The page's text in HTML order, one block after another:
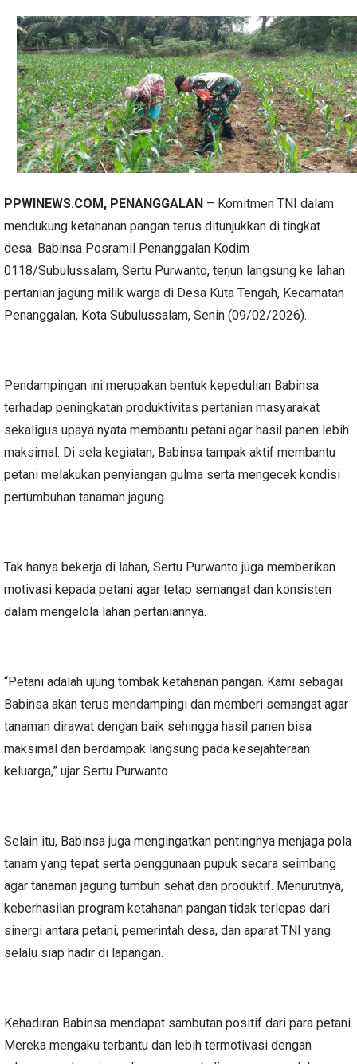
PPWINEWS.COM, PENANGGALAN – Komitmen TNI dalam
mendukung ketahanan pangan terus ditunjukkan di tingkat
desa. Babinsa Posramil Penanggalan Kodim
0118/Subulussalam, Sertu Purwanto, terjun langsung ke lahan
pertanian jagung milik warga di Desa Kuta Tengah, Kecamatan
Penanggalan, Kota Subulussalam, Senin (09/02/2026).
Pendampingan ini merupakan bentuk kepedulian Babinsa
terhadap peningkatan produktivitas pertanian masyarakat
sekaligus upaya nyata membantu petani agar hasil panen lebih
maksimal. Di sela kegiatan, Babinsa tampak aktif membantu
petani melakukan penyiangan gulma serta mengecek kondisi
pertumbuhan tanaman jagung.
Tak hanya bekerja di lahan, Sertu Purwanto juga memberikan
motivasi kepada petani agar tetap semangat dan konsisten
dalam mengelola lahan pertaniannya.
“Petani adalah ujung tombak ketahanan pangan. Kami sebagai
Babinsa akan terus mendampingi dan memberi semangat agar
tanaman dirawat dengan baik sehingga hasil panen bisa
maksimal dan berdampak langsung pada kesejahteraan
keluarga,” ujar Sertu Purwanto.
Selain itu, Babinsa juga mengingatkan pentingnya menjaga pola
tanam yang tepat serta penggunaan pupuk secara seimbang
agar tanaman jagung tumbuh sehat dan produktif. Menurutnya,
keberhasilan program ketahanan pangan tidak terlepas dari
sinergi antara petani, pemerintah desa, dan aparat TNI yang
selalu siap hadir di lapangan.
Kehadiran Babinsa mendapat sambutan positif dari para petani.
Mereka mengaku terbantu dan lebih termotivasi dengan